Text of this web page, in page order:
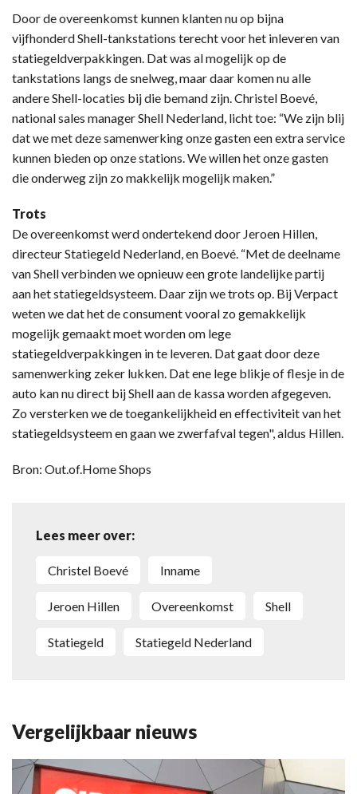
Door de overeenkomst kunnen klanten nu op bijna
vijfhonderd Shell-tankstations terecht voor het inleveren van
statiegeldverpakkingen. Dat was al mogelijk op de
tankstations langs de snelweg, maar daar komen nu alle
andere Shell-locaties bij die bemand zijn. Christel Boevé,
national sales manager Shell Nederland, licht toe: “We zijn blij
dat we met deze samenwerking onze gasten een extra service
kunnen bieden op onze stations. We willen het onze gasten
die onderweg zijn zo makkelijk mogelijk maken.”
Trots
De overeenkomst werd ondertekend door Jeroen Hillen,
directeur Statiegeld Nederland, en Boevé. “Met de deelname
van Shell verbinden we opnieuw een grote landelijke partij
aan het statiegeldsysteem. Daar zijn we trots op. Bij Verpact
weten we dat het de consument vooral zo gemakkelijk
mogelijk gemaakt moet worden om lege
statiegeldverpakkingen in te leveren. Dat gaat door deze
samenwerking zeker lukken. Dat ene lege blikje of flesje in de
auto kan nu direct bij Shell aan de kassa worden afgegeven.
Zo versterken we de toegankelijkheid en effectiviteit van het
statiegeldsysteem en gaan we zwerfafval tegen", aldus Hillen.
Bron: Out.of.Home Shops
Lees meer over:
Christel Boevé inname
Jeroen Hillen overeenkomst Shell
statiegeld Statiegeld Nederland
Vergelijkbaar nieuws